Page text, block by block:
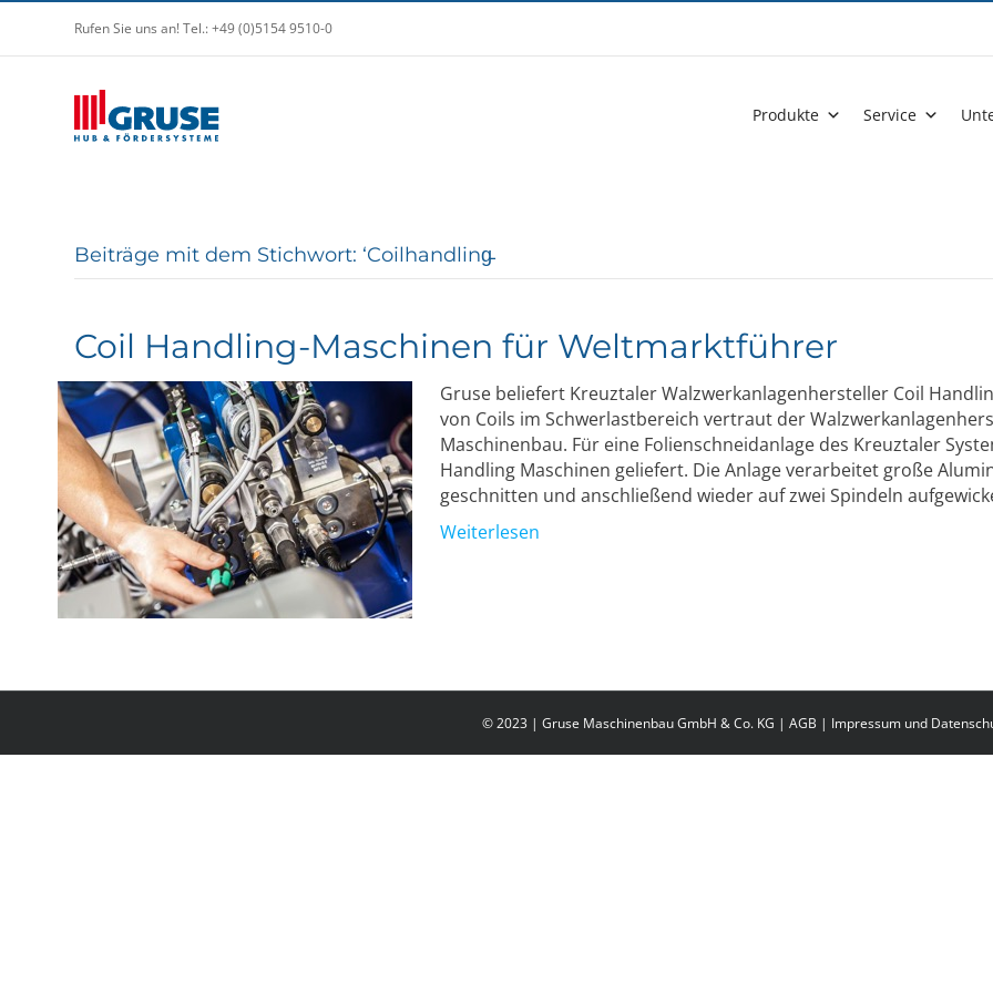
Rufen Sie uns an! Tel.: +49 (0)5154 9510-0
Produkte Service
Beiträge mit dem Stichwort: ‘Coilhandling̵
Coil Handling-Maschinen für Weltmarktführer
Gruse beliefert Kreuztaler Walzwerkanlagenhersteller Coil
von Coils im Schwerlastbereich vertraut der
Maschinenbau. Für eine Folienschneidanlage des Kreuztaler
Handling Maschinen geliefert. Die Anlage verarbeitet große
geschnitten und anschließend wieder auf zwei Spindeln
Weiterlesen
© 2023 | Gruse Maschinenbau GmbH & Co. KG | AGB | Impressum und